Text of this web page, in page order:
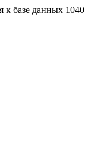
базе данных 1040